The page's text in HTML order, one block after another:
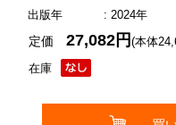
出版年
: 2024年
在庫
定価27,082円(本体